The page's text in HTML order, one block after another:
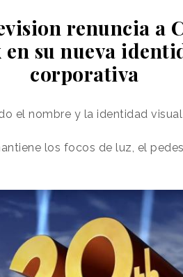
renuncia a
en su nueva
corporativa
el nombre y la identidad
los focos de luz, el